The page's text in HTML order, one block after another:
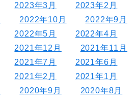
2023年3月 2023年2月
2022年10月 2022年9月
2022年5月 2022年4月
2021年12月 2021年11月
2021年7月 2021年6月
2021年2月 2021年1月
2020年9月 2020年8月